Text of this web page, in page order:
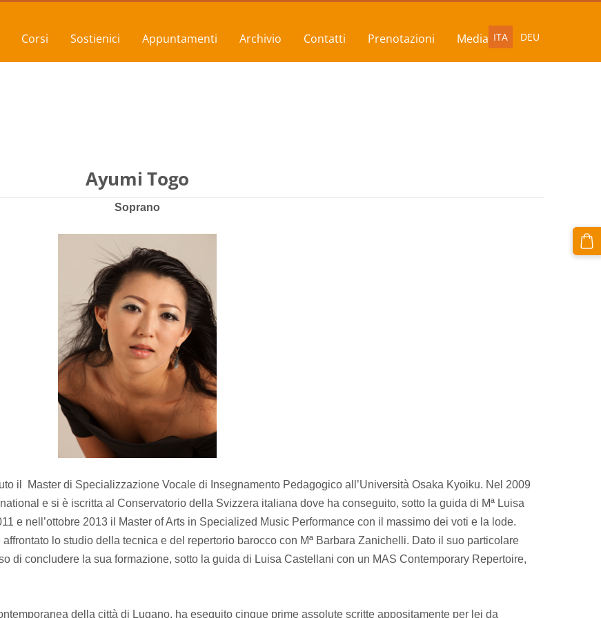
Corsi Sostienici Appuntamenti Archivio Contatti Prenotazioni Media ITA DEU
Ayumi Togo
Soprano
il Master di Specializzazione Vocale di Insegnamento Pedagogico all’Università Osaka Kyoiku. Nel 2009
e si è iscritta al Conservatorio della Svizzera italiana dove ha conseguito, sotto la guida di Mª Luisa
e nell’ottobre 2013 il Master of Arts in Specialized Music Performance con il massimo dei voti e la lode.
lo studio della tecnica e del repertorio barocco con Mª Barbara Zanichelli. Dato il suo particolare
di concludere la sua formazione, sotto la guida di Luisa Castellani con un MAS Contemporary Repertoire,
della città di Lugano, ha eseguito cinque prime assolute scritte appositamente per lei da